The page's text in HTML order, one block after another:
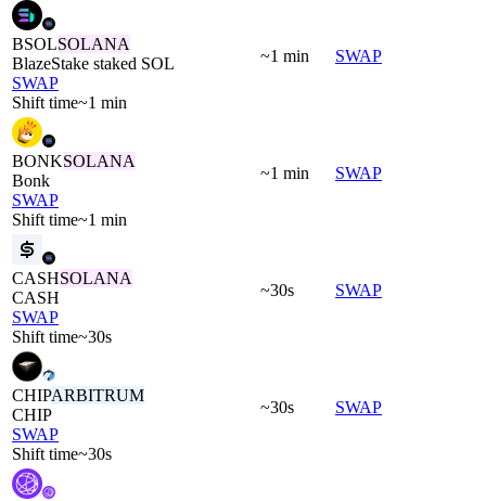
BSOLSOLANA
BlazeStake staked SOL
SWAP
Shift time~1 min
~1 min SWAP
BONKSOLANA
Bonk
SWAP
Shift time~1 min
~1 min SWAP
CASHSOLANA
CASH
SWAP
Shift time~30s
~30s SWAP
CHIPARBITRUM
CHIP
SWAP
Shift time~30s
~30s SWAP